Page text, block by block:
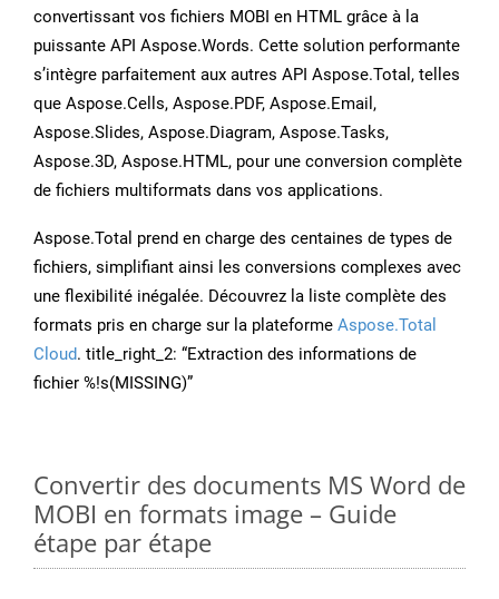
convertissant vos fichiers MOBI en HTML grâce à la
puissante API Aspose.Words. Cette solution performante
s’intègre parfaitement aux autres API Aspose.Total, telles
que Aspose.Cells, Aspose.PDF, Aspose.Email,
Aspose.Slides, Aspose.Diagram, Aspose.Tasks,
Aspose.3D, Aspose.HTML, pour une conversion complète
de fichiers multiformats dans vos applications.
Aspose.Total prend en charge des centaines de types de
fichiers, simplifiant ainsi les conversions complexes avec
une flexibilité inégalée. Découvrez la liste complète des
formats pris en charge sur la plateforme Aspose.Total
Cloud. title_right_2: “Extraction des informations de
fichier %!s(MISSING)”
Convertir des documents MS Word de
MOBI en formats image – Guide
étape par étape